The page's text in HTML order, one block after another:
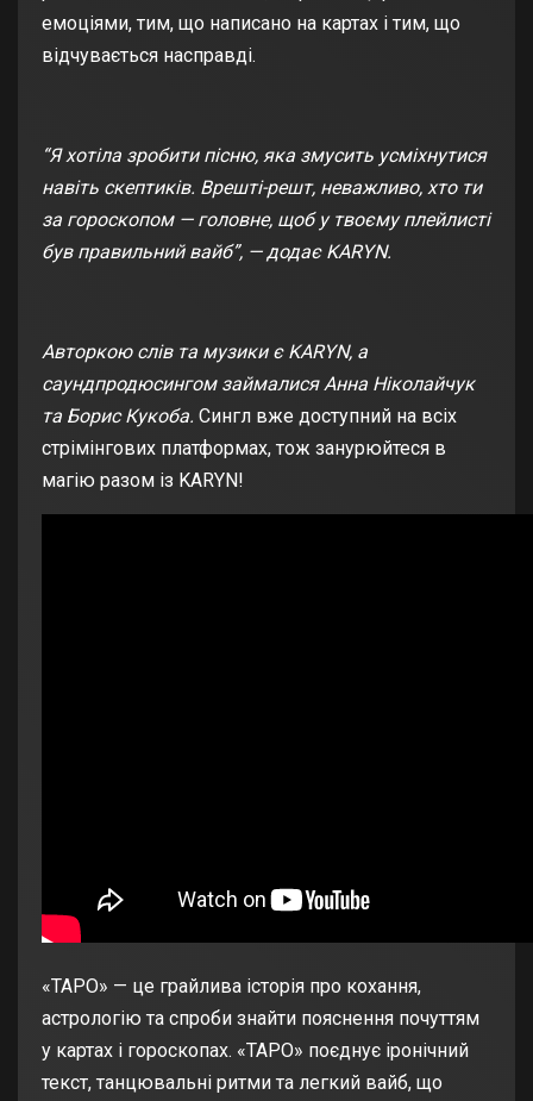
емоціями, тим, що написано на картах і тим, що
відчувається насправді.
“Я хотіла зробити пісню, яка змусить усміхнутися
навіть скептиків. Врешті-решт, неважливо, хто ти
за гороскопом — головне, щоб у твоєму плейлисті
був правильний вайб”, — додає KARYN.
Авторкою слів та музики є KARYN, а
саундпродюсингом займалися Анна Ніколайчук
та Борис Кукоба. Сингл вже доступний на всіх
стрімінгових платформах, тож занурюйтеся в
магію разом із KARYN!
«ТАРО» — це грайлива історія про кохання,
астрологію та спроби знайти пояснення почуттям
у картах і гороскопах. «ТАРО» поєднує іронічний
текст, танцювальні ритми та легкий вайб, що